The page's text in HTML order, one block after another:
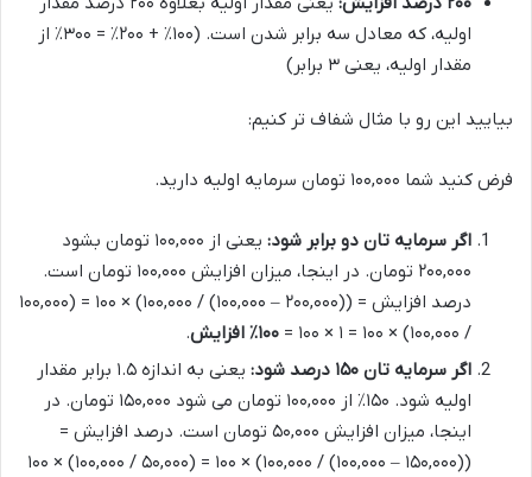
اولیه، که معادل سه برابر شدن است. (۱۰۰٪ + ۲۰۰٪ = ۳۰۰٪ از
مقدار اولیه، یعنی ۳ برابر)
بیایید این رو با مثال شفاف تر کنیم:
فرض کنید شما ۱۰۰,۰۰۰ تومان سرمایه اولیه دارید.
اگر سرمایه تان دو برابر شود:
یعنی از ۱۰۰,۰۰۰ تومان بشود
۲۰۰,۰۰۰ تومان. در اینجا، میزان افزایش ۱۰۰,۰۰۰ تومان است.
درصد افزایش = ((۲۰۰,۰۰۰ – ۱۰۰,۰۰۰) / ۱۰۰,۰۰۰) × ۱۰۰ = (۱۰۰,۰۰۰
/ ۱۰۰,۰۰۰) × ۱۰۰ = ۱ × ۱۰۰ =
۱۰۰٪ افزایش
.
اگر سرمایه تان ۱۵۰ درصد شود:
یعنی به اندازه ۱.۵ برابر مقدار
اولیه شود. ۱۵۰٪ از ۱۰۰,۰۰۰ تومان می شود ۱۵۰,۰۰۰ تومان. در
اینجا، میزان افزایش ۵۰,۰۰۰ تومان است. درصد افزایش =
((۱۵۰,۰۰۰ – ۱۰۰,۰۰۰) / ۱۰۰,۰۰۰) × ۱۰۰ = (۵۰,۰۰۰ / ۱۰۰,۰۰۰) × ۱۰۰